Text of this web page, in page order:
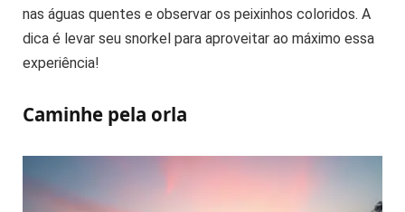
nas águas quentes e observar os peixinhos coloridos. A
dica é levar seu snorkel para aproveitar ao máximo essa
experiência!
Caminhe pela orla